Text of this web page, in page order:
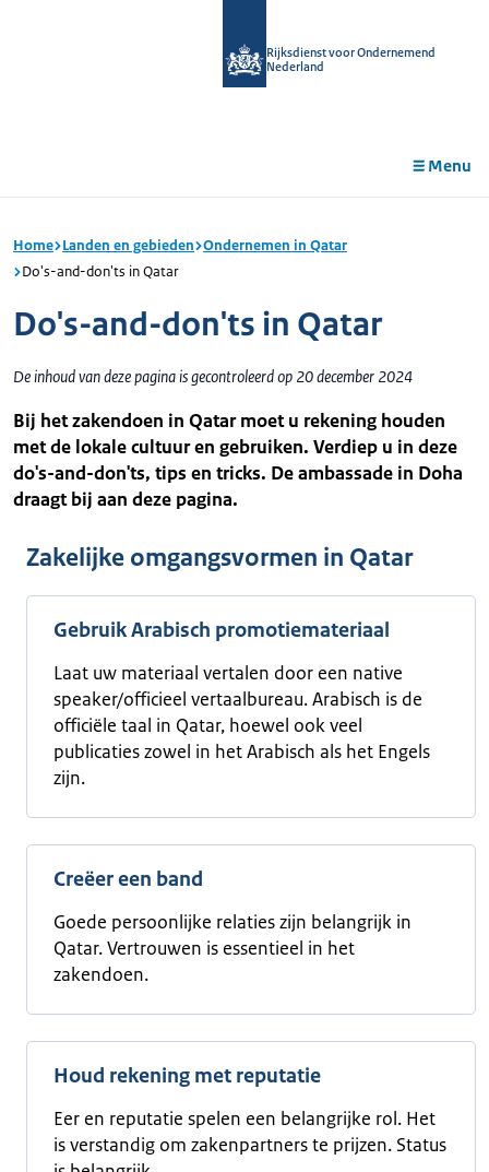
Rijksdienst voor Ondernemend
Nederland
Menu
Home Landen en gebieden Ondernemen in Qatar
Do's-and-don'ts in Qatar
Do's-and-don'ts in Qatar
De inhoud van deze pagina is gecontroleerd op 20 december 2024
Bij het zakendoen in Qatar moet u rekening houden
met de lokale cultuur en gebruiken. Verdiep u in deze
do's-and-don'ts, tips en tricks. De ambassade in Doha
draagt bij aan deze pagina.
Zakelijke omgangsvormen in Qatar
Gebruik Arabisch promotiemateriaal
Laat uw materiaal vertalen door een native
speaker/officieel vertaalbureau. Arabisch is de
officiële taal in Qatar, hoewel ook veel
publicaties zowel in het Arabisch als het Engels
zijn.
Creëer een band
Goede persoonlijke relaties zijn belangrijk in
Qatar. Vertrouwen is essentieel in het
zakendoen.
Houd rekening met reputatie
Eer en reputatie spelen een belangrijke rol. Het
is verstandig om zakenpartners te prijzen. Status